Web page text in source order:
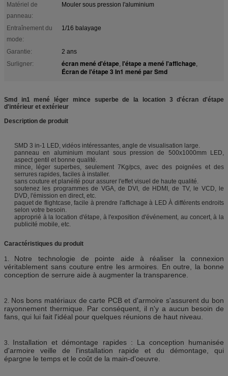
Matériel de
panneau:
Mouler sous pression l'aluminium
Entraînement du
mode:
1/16 balayage
Garantie:
2 ans
Surligner:
écran mené d'étape, l'étape a mené l'affichage,
Écran de l'étape 3 In1 mené par Smd
Smd in1 mené léger mince superbe de la location 3 d'écran d'étape
d'intérieur et extérieur
Description de produit
SMD 3 in-1 LED, vidéos intéressantes, angle de visualisation large.
panneau en aluminium moulant sous pression de 500x1000mm LED,
aspect gentil et bonne qualité.
mince, léger superbes, seulement 7Kg/pcs, avec des poignées et des
serrures rapides, faciles à installer.
sans couture et planéité pour assurer l'effet visuel de haute qualité.
soutenez les programmes de VGA, de DVI, de HDMI, de TV, le VCD, le
DVD, l'émission en direct, etc.
paquet de flightcase, facile à prendre l'affichage à LED À différents endroits
selon votre besoin.
approprié à la location d'étape, à l'exposition d'événement, au concert, à la
publicité mobile, etc.
Caractéristiques du produit
1. Notre technologie de pointe aide à réaliser la connexion
véritablement sans couture entre les armoires. En outre, la bonne
conception de serrure aide à augmenter la transparence.
2. Nos bons matériaux de carte PCB et d'armoire s'assurent du bon
rayonnement thermique. Par conséquent, il n'y a aucun besoin de
fans, qui lui fait l'idéal pour quelques réunions de haut niveau.
3. Installation et démontage rapides : La conception humanisée
d'armoire veille de l'installation rapide et du démontage, qui
épargne le temps et le coût de la main-d'oeuvre.